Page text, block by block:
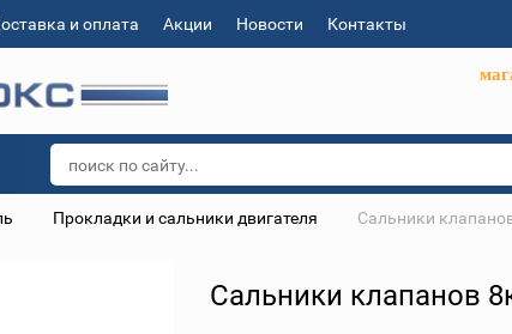
и оплата Акции Новости Контакты
Прокладки и сальники двигателя Сальники
Сальники клапанов